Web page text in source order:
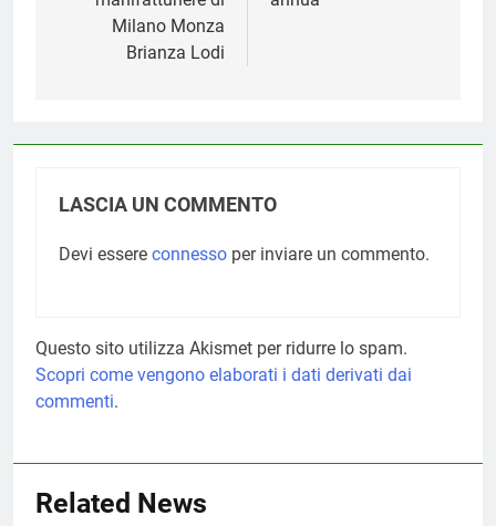
Milano Monza
Brianza Lodi
LASCIA UN COMMENTO
Devi essere connesso per inviare un commento.
Questo sito utilizza Akismet per ridurre lo spam.
Scopri come vengono elaborati i dati derivati dai
commenti.
Related News